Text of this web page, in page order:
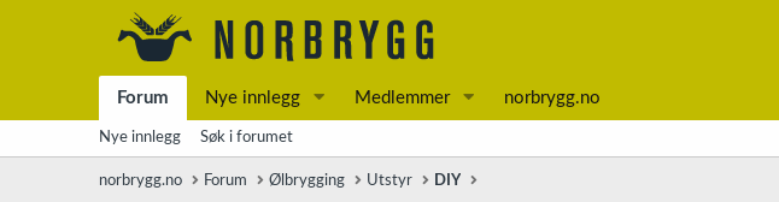
Forum Nye innlegg Medlemmer norbrygg.no
Nye innlegg Søk i forumet
norbrygg.no Forum Ølbrygging Utstyr DIY